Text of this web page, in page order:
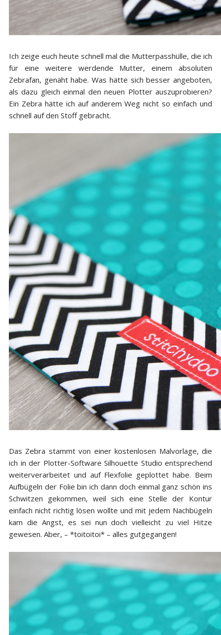
Ich zeige euch heute schnell mal die Mutterpasshülle, die ich
für eine weitere werdende Mutter, einem absoluten
Zebrafan, genäht habe. Was hätte sich besser angeboten,
als dazu gleich einmal den neuen Plotter auszuprobieren?
Ein Zebra hätte ich auf anderem Weg nicht so einfach und
schnell auf den Stoff gebracht.
Das Zebra stammt von einer kostenlosen Malvorlage, die
ich in der Plotter-Software Silhouette Studio entsprechend
weiterverarbeitet und auf Flexfolie geplottet habe. Beim
Aufbügeln der Folie bin ich dann doch einmal ganz schön ins
Schwitzen gekommen, weil sich eine Stelle der Kontur
einfach nicht richtig lösen wollte und mit jedem Nachbügeln
kam die Angst, es sei nun doch vielleicht zu viel Hitze
gewesen. Aber, – *toitoitoi* – alles gutgegangen!